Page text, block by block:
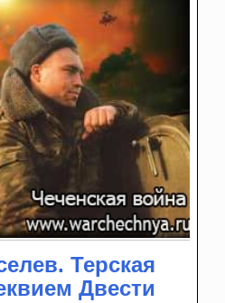
Терская
Двести